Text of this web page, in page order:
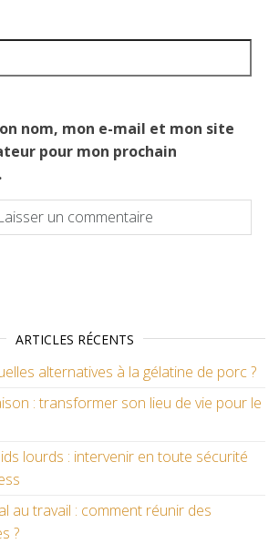
nom, mon e-mail et mon site
pour mon prochain
ARTICLES RÉCENTS
alternatives à la gélatine de porc ?
: transformer son lieu de vie pour le
lourds : intervenir en toute sécurité
au travail : comment réunir des
?